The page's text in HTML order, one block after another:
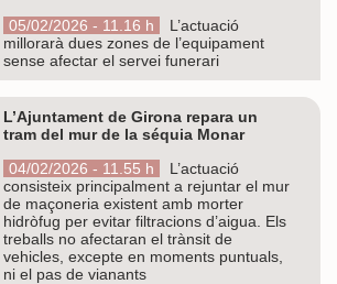
05/02/2026 - 11.16 h
L’actuació
millorarà dues zones de l’equipament
sense afectar el servei funerari
L’Ajuntament de Girona repara un
tram del mur de la séquia Monar
04/02/2026 - 11.55 h
L’actuació
consisteix principalment a rejuntar el mur
de maçoneria existent amb morter
hidròfug per evitar filtracions d’aigua. Els
treballs no afectaran el trànsit de
vehicles, excepte en moments puntuals,
ni el pas de vianants